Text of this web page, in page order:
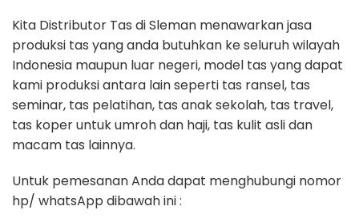
Kita Distributor Tas di Sleman menawarkan jasa
produksi tas yang anda butuhkan ke seluruh wilayah
Indonesia maupun luar negeri, model tas yang dapat
kami produksi antara lain seperti tas ransel, tas
seminar, tas pelatihan, tas anak sekolah, tas travel,
tas koper untuk umroh dan haji, tas kulit asli dan
macam tas lainnya.
Untuk pemesanan Anda dapat menghubungi nomor
hp/ whatsApp dibawah ini :